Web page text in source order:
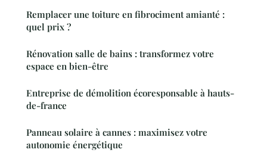
Remplacer une toiture en fibrociment amianté :
quel prix ?
Rénovation salle de bains : transformez votre
espace en bien-être
Entreprise de démolition écoresponsable à hauts-
de-france
Panneau solaire à cannes : maximisez votre
autonomie énergétique